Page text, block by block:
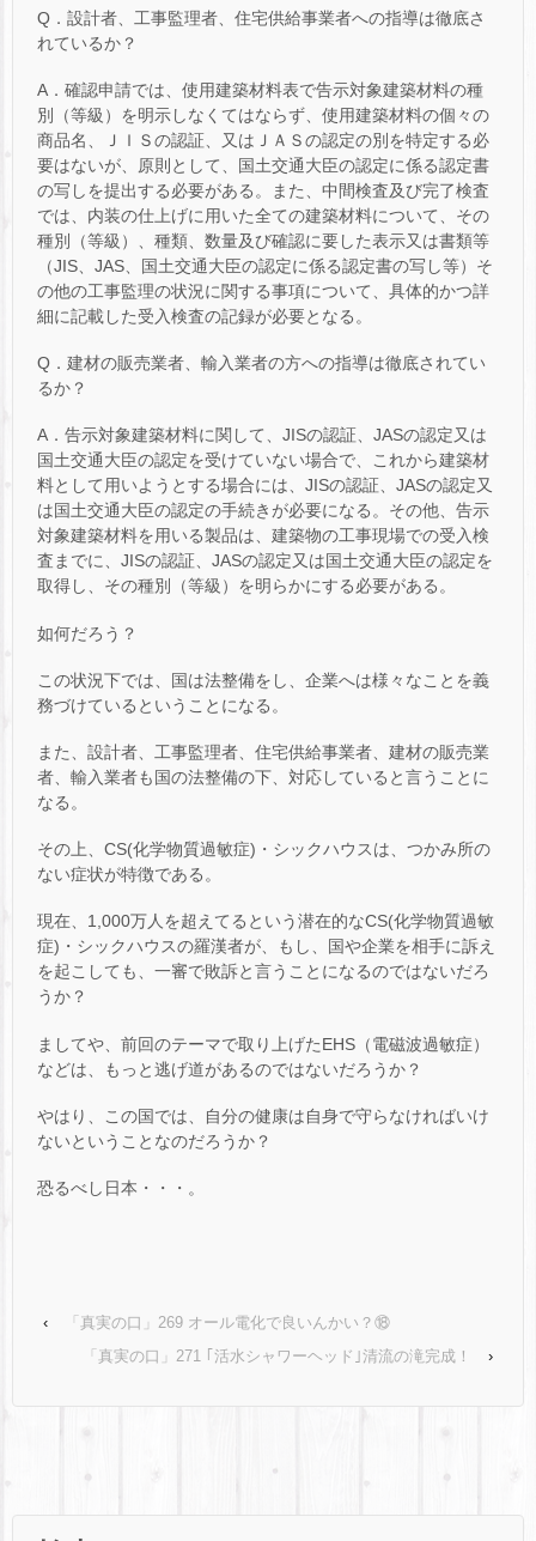
Q．設計者、工事監理者、住宅供給事業者への指導は徹底さ
れているか？
A．確認申請では、使用建築材料表で告示対象建築材料の種
別（等級）を明示しなくてはならず、使用建築材料の個々の
商品名、ＪＩＳの認証、又はＪＡＳの認定の別を特定する必
要はないが、原則として、国土交通大臣の認定に係る認定書
の写しを提出する必要がある。また、中間検査及び完了検査
では、内装の仕上げに用いた全ての建築材料について、その
種別（等級）、種類、数量及び確認に要した表示又は書類等
（JIS、JAS、国土交通大臣の認定に係る認定書の写し等）そ
の他の工事監理の状況に関する事項について、具体的かつ詳
細に記載した受入検査の記録が必要となる。
Q．建材の販売業者、輸入業者の方への指導は徹底されてい
るか？
A．告示対象建築材料に関して、JISの認証、JASの認定又は
国土交通大臣の認定を受けていない場合で、これから建築材
料として用いようとする場合には、JISの認証、JASの認定又
は国土交通大臣の認定の手続きが必要になる。その他、告示
対象建築材料を用いる製品は、建築物の工事現場での受入検
査までに、JISの認証、JASの認定又は国土交通大臣の認定を
取得し、その種別（等級）を明らかにする必要がある。
如何だろう？
この状況下では、国は法整備をし、企業へは様々なことを義
務づけているということになる。
また、設計者、工事監理者、住宅供給事業者、建材の販売業
者、輸入業者も国の法整備の下、対応していると言うことに
なる。
その上、CS(化学物質過敏症)・シックハウスは、つかみ所の
ない症状が特徴である。
現在、1,000万人を超えてるという潜在的なCS(化学物質過敏
症)・シックハウスの羅漢者が、もし、国や企業を相手に訴え
を起こしても、一審で敗訴と言うことになるのではないだろ
うか？
ましてや、前回のテーマで取り上げたEHS（電磁波過敏症）
などは、もっと逃げ道があるのではないだろうか？
やはり、この国では、自分の健康は自身で守らなければいけ
ないということなのだろうか？
恐るべし日本・・・。
‹
「真実の口」269 オール電化で良いんかい？⑱
「真実の口」271 ｢活水シャワーヘッド｣清流の滝完成！
›